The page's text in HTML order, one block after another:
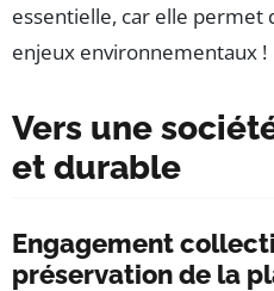
essentielle, car elle
enjeux environnementaux !
Vers une
et durable
Engagement
préservation de la